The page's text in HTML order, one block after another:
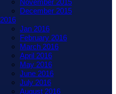
November 2015
December 2015
2016
Jan 2016
February 2016
March 2016
April 2016
May 2016
June 2016
July 2016
August 2016